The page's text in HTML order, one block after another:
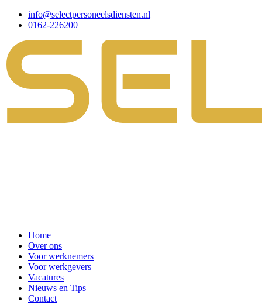
info@selectpersoneelsdiensten.nl
0162-226200
Home
Over ons
Voor werknemers
Voor werkgevers
Vacatures
Nieuws en Tips
Contact